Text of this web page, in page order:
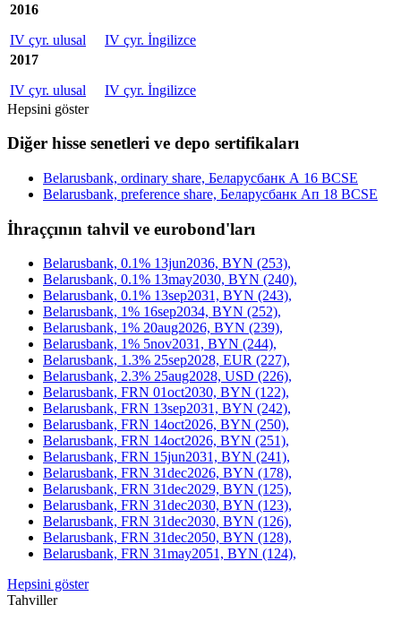
2016
IV çyr. ulusal
IV çyr. İngilizce
2017
IV çyr. ulusal
IV çyr. İngilizce
Hepsini göster
Diğer hisse senetleri ve depo sertifikaları
Belarusbank, ordinary share, Беларусбанк А 16 BCSE
Belarusbank, preference share, Беларусбанк Ап 18 BCSE
İhraççının tahvil ve eurobond'ları
Belarusbank, 0.1% 13jun2036, BYN (253),
Belarusbank, 0.1% 13may2030, BYN (240),
Belarusbank, 0.1% 13sep2031, BYN (243),
Belarusbank, 1% 16sep2034, BYN (252),
Belarusbank, 1% 20aug2026, BYN (239),
Belarusbank, 1% 5nov2031, BYN (244),
Belarusbank, 1.3% 25sep2028, EUR (227),
Belarusbank, 2.3% 25aug2028, USD (226),
Belarusbank, FRN 01oct2030, BYN (122),
Belarusbank, FRN 13sep2031, BYN (242),
Belarusbank, FRN 14oct2026, BYN (250),
Belarusbank, FRN 14oct2026, BYN (251),
Belarusbank, FRN 15jun2031, BYN (241),
Belarusbank, FRN 31dec2026, BYN (178),
Belarusbank, FRN 31dec2029, BYN (125),
Belarusbank, FRN 31dec2030, BYN (123),
Belarusbank, FRN 31dec2030, BYN (126),
Belarusbank, FRN 31dec2050, BYN (128),
Belarusbank, FRN 31may2051, BYN (124),
Hepsini göster
Tahviller